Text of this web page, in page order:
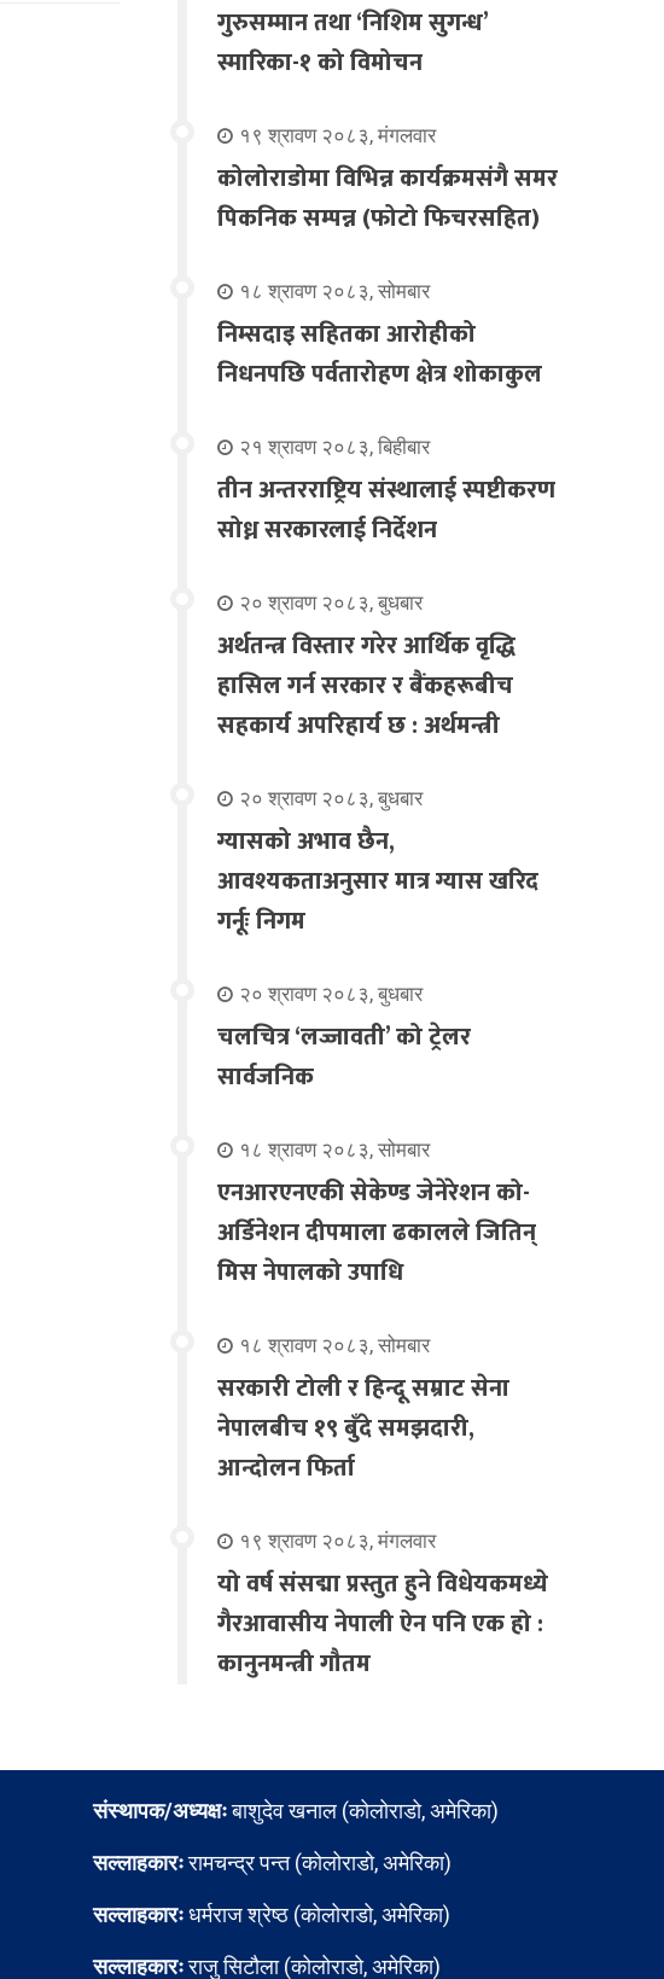
गुरुसम्मान तथा ‘निशिम सुगन्ध’
स्मारिका-१ को विमोचन
१९ श्रावण २०८३, मंगलवार
कोलोराडोमा विभिन्न कार्यक्रमसंगै समर
पिकनिक सम्पन्न (फोटो फिचरसहित)
१८ श्रावण २०८३, सोमबार
निम्सदाइ सहितका आरोहीको
निधनपछि पर्वतारोहण क्षेत्र शोकाकुल
२१ श्रावण २०८३, बिहीबार
तीन अन्तरराष्ट्रिय संस्थालाई स्पष्टीकरण
सोध्न सरकारलाई निर्देशन
२० श्रावण २०८३, बुधबार
अर्थतन्त्र विस्तार गरेर आर्थिक वृद्धि
हासिल गर्न सरकार र बैंकहरूबीच
सहकार्य अपरिहार्य छ : अर्थमन्त्री
२० श्रावण २०८३, बुधबार
ग्यासको अभाव छैन,
आवश्यकताअनुसार मात्र ग्यास खरिद
गर्नूः निगम
२० श्रावण २०८३, बुधबार
चलचित्र ‘लज्जावती’ को ट्रेलर
सार्वजनिक
१८ श्रावण २०८३, सोमबार
एनआरएनएकी सेकेण्ड जेनेरेशन को-
अर्डिनेशन दीपमाला ढकालले जितिन्
मिस नेपालको उपाधि
१८ श्रावण २०८३, सोमबार
सरकारी टोली र हिन्दू सम्राट सेना
नेपालबीच १९ बुँदे समझदारी,
आन्दोलन फिर्ता
१९ श्रावण २०८३, मंगलवार
यो वर्ष संसद्मा प्रस्तुत हुने विधेयकमध्ये
गैरआवासीय नेपाली ऐन पनि एक हो :
कानुनमन्त्री गौतम
संस्थापक/अध्यक्षःबाशुदेव खनाल (कोलोराडो, अमेरिका)
सल्लाहकारःरामचन्द्र पन्त (कोलोराडो, अमेरिका)
सल्लाहकारःधर्मराज श्रेष्ठ (कोलोराडो, अमेरिका)
सल्लाहकारःराजु सिटौला (कोलोराडो, अमेरिका)